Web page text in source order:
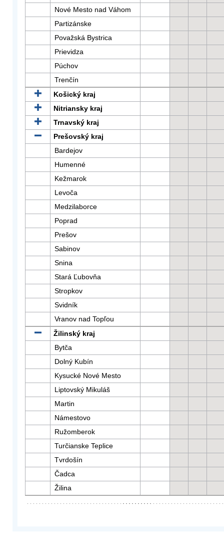
Nové Mesto nad Váhom
Partizánske
Považská Bystrica
Prievidza
Púchov
Trenčín
Košický kraj
Nitriansky kraj
Trnavský kraj
Prešovský kraj
Bardejov
Humenné
Kežmarok
Levoča
Medzilaborce
Poprad
Prešov
Sabinov
Snina
Stará Ľubovňa
Stropkov
Svidník
Vranov nad Topľou
Žilinský kraj
Bytča
Dolný Kubín
Kysucké Nové Mesto
Liptovský Mikuláš
Martin
Námestovo
Ružomberok
Turčianske Teplice
Tvrdošín
Čadca
Žilina